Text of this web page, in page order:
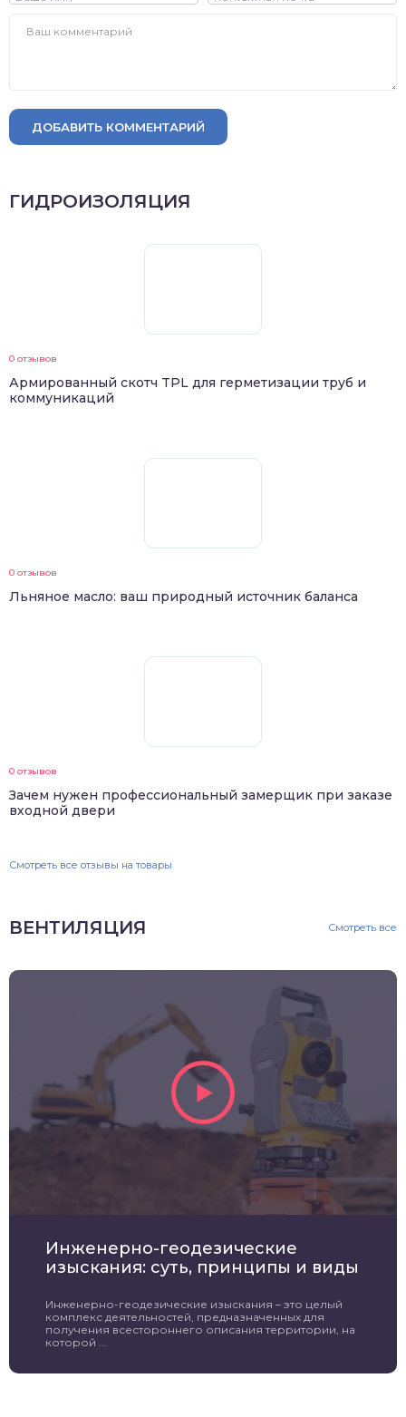
ДОБАВИТЬ КОММЕНТАРИЙ
ГИДРОИЗОЛЯЦИЯ
0 отзывов
Армированный скотч TPL для герметизации труб и
коммуникаций
0 отзывов
Льняное масло: ваш природный источник баланса
0 отзывов
Зачем нужен профессиональный замерщик при заказе
входной двери
Смотреть все отзывы на товары
ВЕНТИЛЯЦИЯ Смотреть все
Инженерно-геодезические
изыскания: суть, принципы и виды
Инженерно-геодезические изыскания – это целый
комплекс деятельностей, предназначенных для
получения всестороннего описания территории, на
которой ...